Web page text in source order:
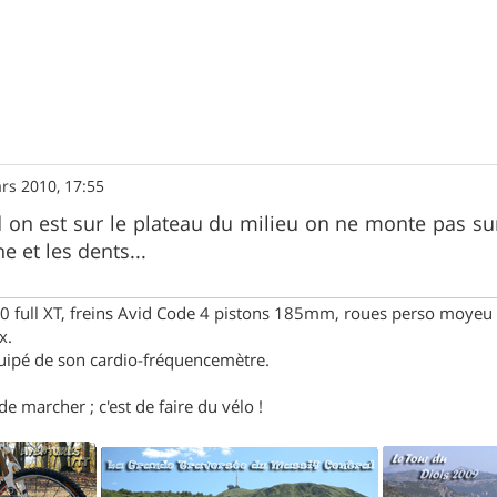
2010, 17:55
on est sur le plateau du milieu on ne monte pas
et les dents...
full XT, freins Avid Code 4 pistons 185mm, roues perso
de son cardio-fréquencemètre.
marcher ; c'est de faire du vélo !